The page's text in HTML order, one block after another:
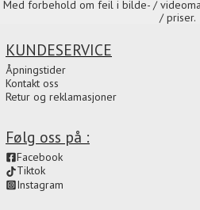
Med forbehold om feil i bilde- /
/ priser.
Følg oss på :
Facebook
Tiktok
Instagram
KUNDESERVICE
Åpningstider
Kontakt oss
Retur og reklamasjoner